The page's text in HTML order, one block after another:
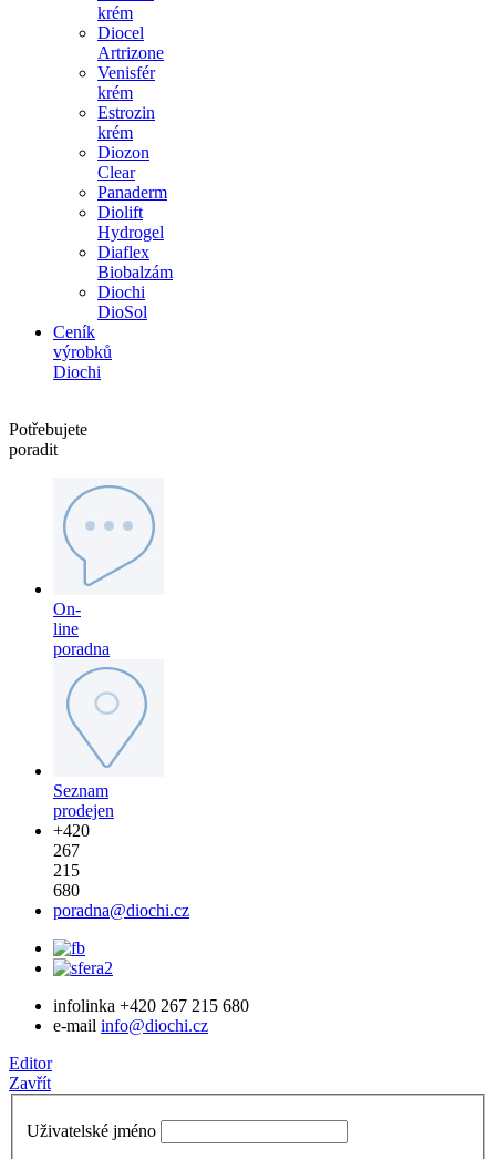
krém
Diocel
Artrizone
Venisfér
krém
Estrozin
krém
Diozon
Clear
Panaderm
Diolift
Hydrogel
Diaflex
Biobalzám
Diochi
DioSol
Ceník
výrobků
Diochi
Potřebujete
poradit
On-
line
poradna
Seznam
prodejen
+420
267
215
680
poradna@diochi.cz
infolinka +420 267 215 680
e-mail info@diochi.cz
Editor
Zavřít
Uživatelské jméno